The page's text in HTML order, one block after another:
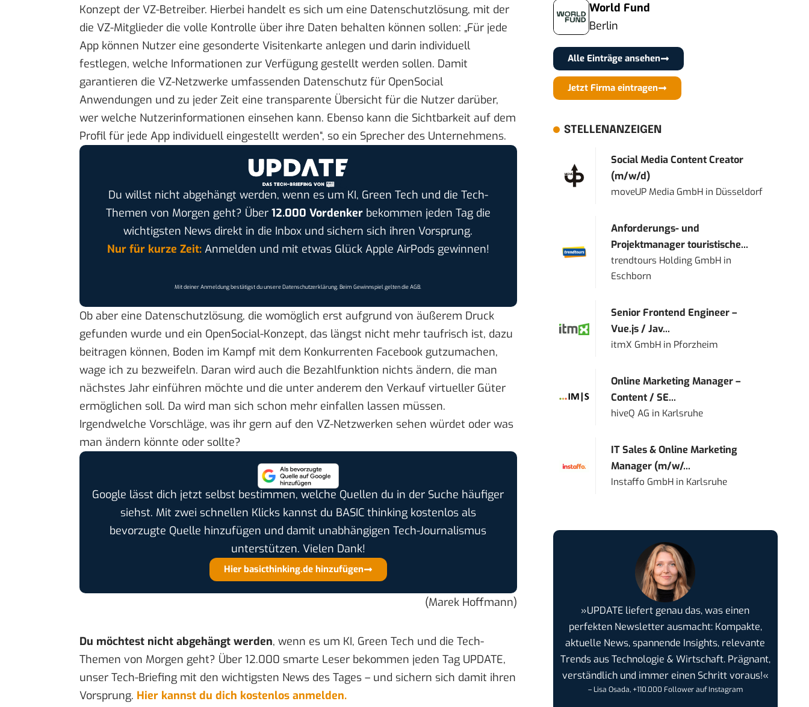
Konzept der VZ-Betreiber. Hierbei handelt es sich um eine Datenschutzlösung, mit der
die VZ-Mitglieder die volle Kontrolle über ihre Daten behalten können sollen: „Für jede
App können Nutzer eine gesonderte Visitenkarte anlegen und darin individuell
festlegen, welche Informationen zur Verfügung gestellt werden sollen. Damit
garantieren die VZ-Netzwerke umfassenden Datenschutz für OpenSocial
Anwendungen und zu jeder Zeit eine transparente Übersicht für die Nutzer darüber,
wer welche Nutzerinformationen einsehen kann. Ebenso kann die Sichtbarkeit auf dem
Profil für jede App individuell eingestellt werden“, so ein Sprecher des Unternehmens.
Du willst nicht abgehängt werden, wenn es um KI, Green Tech und die Tech-
Themen von Morgen geht? Über 12.000 Vordenkerbekommen jeden Tag die
wichtigsten News direkt in die Inbox und sichern sich ihren Vorsprung.
Nur für kurze Zeit:Anmelden und mit etwas Glück Apple AirPods gewinnen!
Mit deiner Anmeldung bestätigst du unsereDatenschutzerklärung. Beim Gewinnspiel gelten dieAGB.
Ob aber eine Datenschutzlösung, die womöglich erst aufgrund von äußerem Druck
gefunden wurde und ein OpenSocial-Konzept, das längst nicht mehr taufrisch ist, dazu
beitragen können, Boden im Kampf mit dem Konkurrenten Facebook gutzumachen,
wage ich zu bezweifeln. Daran wird auch die Bezahlfunktion nichts ändern, die man
nächstes Jahr einführen möchte und die unter anderem den Verkauf virtueller Güter
ermöglichen soll. Da wird man sich schon mehr einfallen lassen müssen.
Irgendwelche Vorschläge, was ihr gern auf den VZ-Netzwerken sehen würdet oder was
man ändern könnte oder sollte?
Google lässt dich jetzt selbst bestimmen, welche Quellen du in der Suche häufiger
siehst. Mit zwei schnellen Klicks kannst du BASIC thinking kostenlos als
bevorzugte Quelle hinzufügen und damit unabhängigen Tech-Journalismus
unterstützen. Vielen Dank!
Hier basicthinking.de hinzufügen
(Marek Hoffmann)
Du möchtest nicht abgehängt werden, wenn es um KI, Green Tech und die Tech-
Themen von Morgen geht? Über 12.000 smarte Leser bekommen jeden Tag UPDATE,
unser Tech-Briefing mit den wichtigsten News des Tages – und sichern sich damit ihren
Vorsprung. Hier kannst du dich kostenlos anmelden.
World Fund
Berlin
Alle Einträge ansehen
Jetzt Firma eintragen
STELLENANZEIGEN
Social Media Content Creator
(m/w/d)
moveUP Media GmbH in Düsseldorf
Anforderungs- und
Projektmanager touristische...
trendtours Holding GmbH in
Eschborn
Senior Frontend Engineer –
Vue.js / Jav...
itmX GmbH in Pforzheim
Online Marketing Manager –
Content / SE...
hiveQ AG in Karlsruhe
IT Sales & Online Marketing
Manager (m/w/...
Instaffo GmbH in Karlsruhe
»UPDATE liefert genau das, was einen
perfekten Newsletter ausmacht: Kompakte,
aktuelle News, spannende Insights, relevante
Trends aus Technologie & Wirtschaft. Prägnant,
verständlich und immer einen Schritt voraus!«
– Lisa Osada, +110.000 Follower auf Instagram